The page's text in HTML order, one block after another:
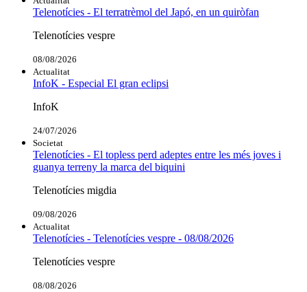
Telenotícies - El terratrèmol del Japó, en un quiròfan
Telenotícies vespre
08/08/2026
Actualitat
InfoK - Especial El gran eclipsi
InfoK
24/07/2026
Societat
Telenotícies - El topless perd adeptes entre les més joves i
guanya terreny la marca del biquini
Telenotícies migdia
09/08/2026
Actualitat
Telenotícies - Telenotícies vespre - 08/08/2026
Telenotícies vespre
08/08/2026